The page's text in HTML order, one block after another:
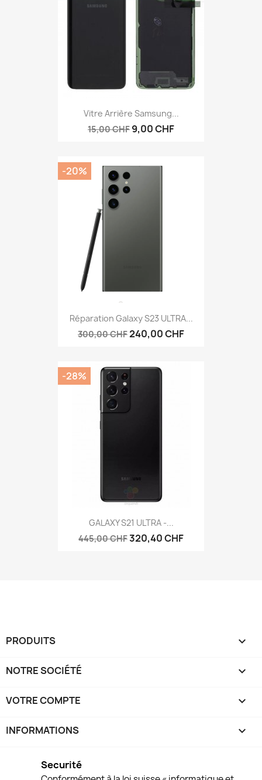
Vitre Arrière Samsung...
15,00 CHF 9,00 CHF
Réparation Galaxy S23 ULTRA...
300,00 CHF240,00 CHF
-20%
GALAXY S21 ULTRA -...
445,00 CHF320,40 CHF
-28%
PRODUITS 
NOTRE SOCIÉTÉ 
VOTRE COMPTE 
INFORMATIONS keyboard_arrow_down
Securité